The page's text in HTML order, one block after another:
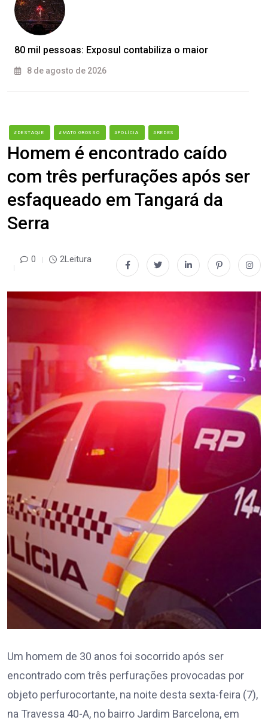
80 mil pessoas: Exposul contabiliza o maior
8 de agosto de 2026
#DESTAQUE #MATO GROSSO #POLÍCIA #REDES
Homem é encontrado caído
com três perfurações após ser
esfaqueado em Tangará da
Serra
0 2Leitura
Um homem de 30 anos foi socorrido após ser
encontrado com três perfurações provocadas por
objeto perfurocortante, na noite desta sexta-feira (7),
na Travessa 40-A, no bairro Jardim Barcelona, em